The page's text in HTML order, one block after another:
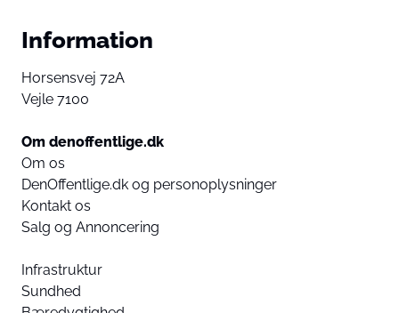
Information
Horsensvej 72A
Vejle 7100
Om denoffentlige.dk
Om os
DenOffentlige.dk og personoplysninger
Kontakt os
Salg og Annoncering
Infrastruktur
Sundhed